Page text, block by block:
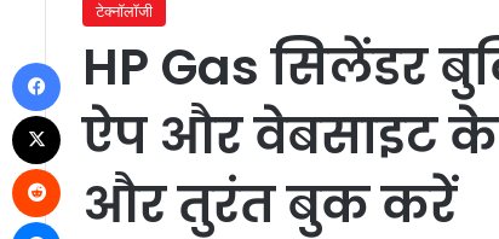
टेक्नॉलॉजी
HP Gas सिलेंडर
ऐप और वेबसाइट के
और तुरंत बुक करें
Facebook
Messenger